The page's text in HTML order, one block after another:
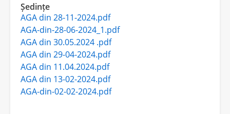
Ședințe
AGA din 28-11-2024.pdf
AGA-din-28-06-2024_1.pdf
AGA din 30.05.2024 .pdf
AGA din 29-04-2024.pdf
AGA din 11.04.2024.pdf
AGA din 13-02-2024.pdf
AGA-din-02-02-2024.pdf